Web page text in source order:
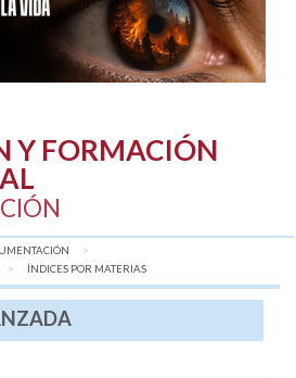
Y FORMACIÓN
AQUÍ:
ÍNDICES POR MATERIAS